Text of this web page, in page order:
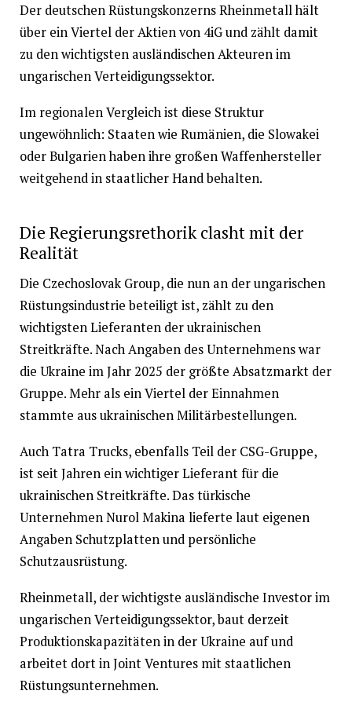
Der deutschen Rüstungskonzerns Rheinmetall hält
über ein Viertel der Aktien von 4iG und zählt damit
zu den wichtigsten ausländischen Akteuren im
ungarischen Verteidigungssektor.
Im regionalen Vergleich ist diese Struktur
ungewöhnlich: Staaten wie Rumänien, die Slowakei
oder Bulgarien haben ihre großen Waffenhersteller
weitgehend in staatlicher Hand behalten.
Die Regierungsrethorik clasht mit der
Realität
Die Czechoslovak Group, die nun an der ungarischen
Rüstungsindustrie beteiligt ist, zählt zu den
wichtigsten Lieferanten der ukrainischen
Streitkräfte. Nach Angaben des Unternehmens war
die Ukraine im Jahr 2025 der größte Absatzmarkt der
Gruppe. Mehr als ein Viertel der Einnahmen
stammte aus ukrainischen Militärbestellungen.
Auch Tatra Trucks, ebenfalls Teil der CSG-Gruppe,
ist seit Jahren ein wichtiger Lieferant für die
ukrainischen Streitkräfte. Das türkische
Unternehmen Nurol Makina lieferte laut eigenen
Angaben Schutzplatten und persönliche
Schutzausrüstung.
Rheinmetall, der wichtigste ausländische Investor im
ungarischen Verteidigungssektor, baut derzeit
Produktionskapazitäten in der Ukraine auf und
arbeitet dort in Joint Ventures mit staatlichen
Rüstungsunternehmen.